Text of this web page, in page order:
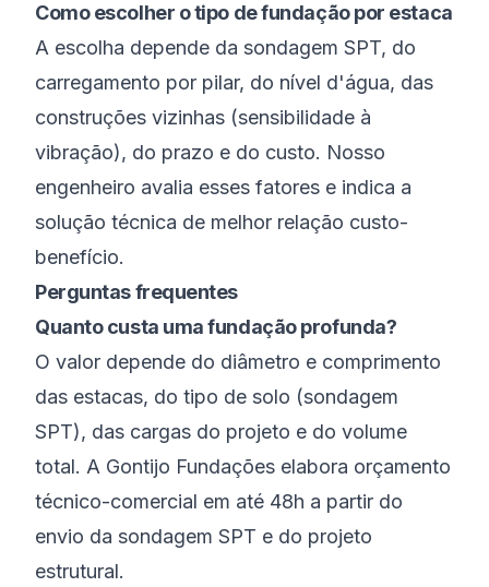
Como escolher o tipo de fundação por estaca
A escolha depende da sondagem SPT, do
carregamento por pilar, do nível d'água, das
construções vizinhas (sensibilidade à
vibração), do prazo e do custo. Nosso
engenheiro avalia esses fatores e indica a
solução técnica de melhor relação custo-
benefício.
Perguntas frequentes
Quanto custa uma fundação profunda?
O valor depende do diâmetro e comprimento
das estacas, do tipo de solo (sondagem
SPT), das cargas do projeto e do volume
total. A Gontijo Fundações elabora orçamento
técnico-comercial em até 48h a partir do
envio da sondagem SPT e do projeto
estrutural.